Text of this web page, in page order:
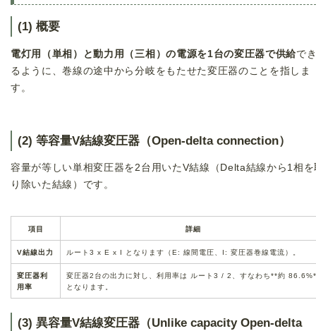
(1) 概要
電灯用（単相）と動力用（三相）の電源を1台の変圧器で供給で
るように、巻線の途中から分岐をもたせた変圧器のことを指しま
す。
(2) 等容量V結線変圧器（Open-delta connection）
容量が等しい単相変圧器を2台用いたV結線（Delta結線から1相を
り除いた結線）です。
項目 詳細
V結線出力 ルート3 x E x I となります（E: 線間電圧、I: 変圧器巻線電流）。
変圧器利
用率
変圧器2台の出力に対し、利用率は ルート3 / 2、すなわち**約
となります。
(3) 異容量V結線変圧器（Unlike capacity Open-delta